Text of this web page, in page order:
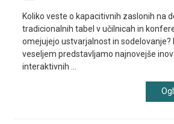
Koliko veste o kapacitivnih zaslonih na
tradicionalnih tabel v učilnicah in
omejujejo ustvarjalnost in sodelovanje?
veseljem predstavljamo najnovejše
interaktivnih ...